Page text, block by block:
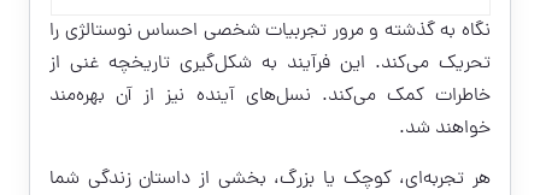
نگاه به گذشته و مرور تجربیات شخصی احساس نوستالژی را
تحریک می‌کند. این فرآیند به شکل‌گیری تاریخچه غنی از
خاطرات کمک می‌کند. نسل‌های آینده نیز از آن بهره‌مند
خواهند شد.
هر تجربه‌ای، کوچک یا بزرگ، بخشی از داستان زندگی شما